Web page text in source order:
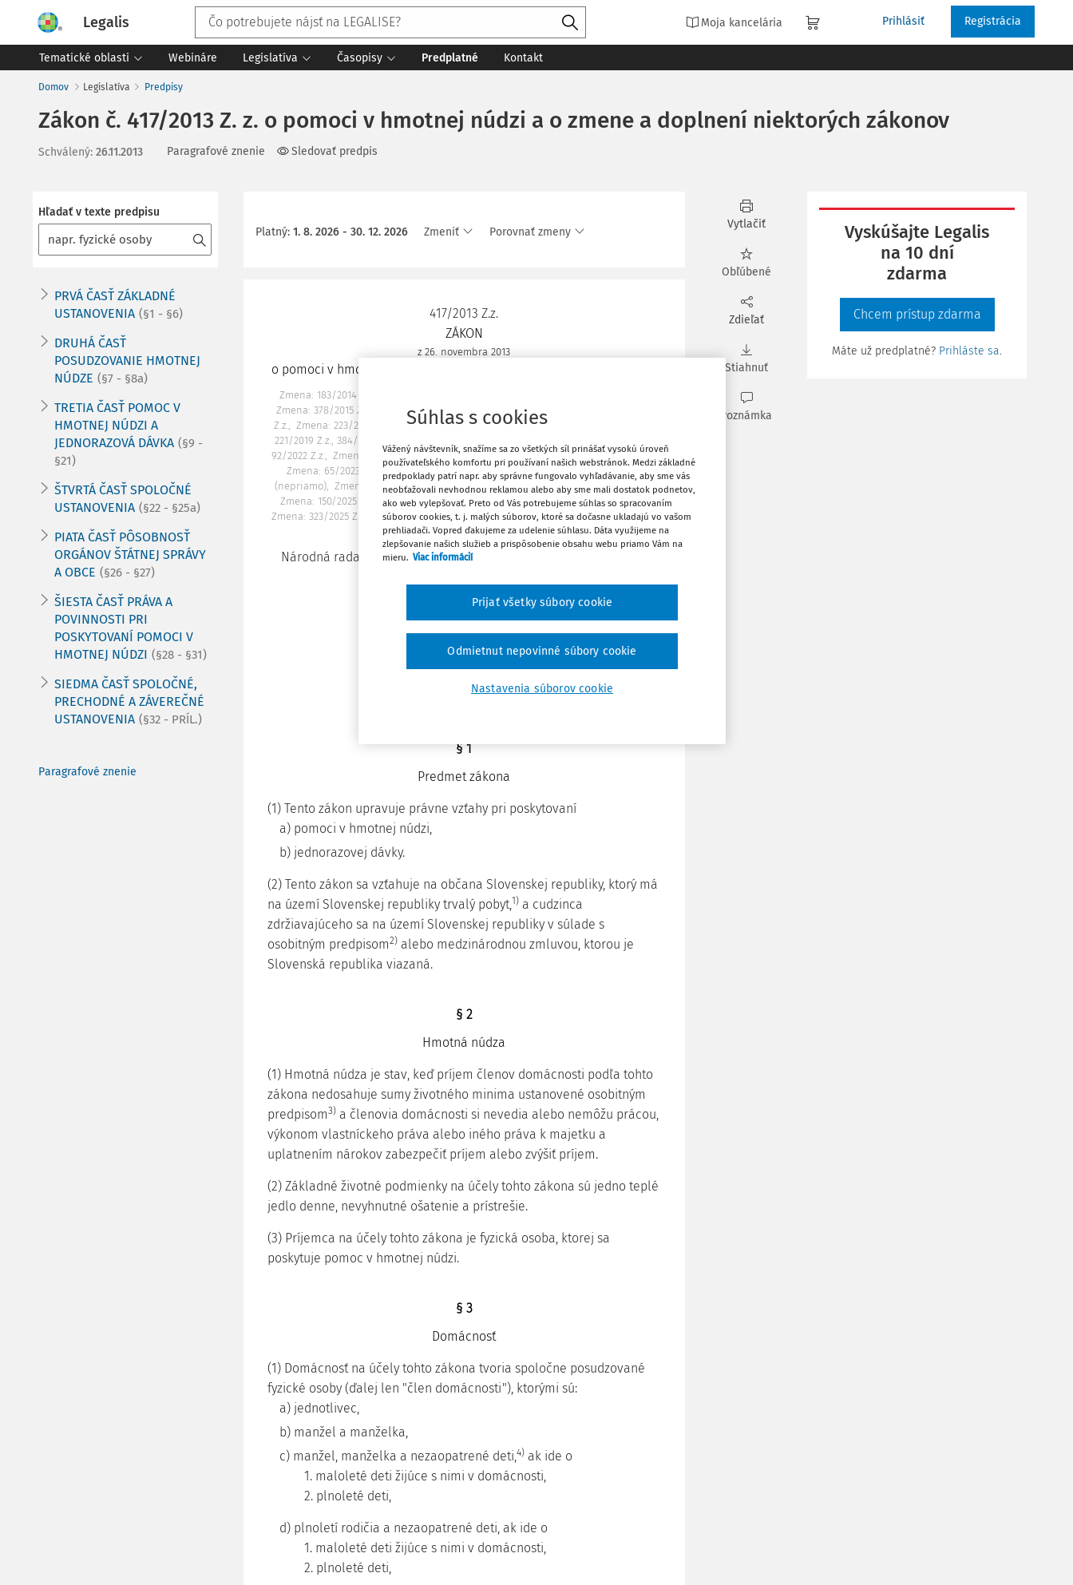
Legalis Moja kancelária Prihlásiť Registrácia
Tematické oblasti Webináre Legislatíva Časopisy Predplatné Kontakt
Domov Legislatíva Predpisy
Zákon č. 417/2013 Z. z. o pomoci v hmotnej núdzi a o zmene a doplnení niektorých zákonov
Schválený: 26.11.2013 Paragrafové znenie Sledovať predpis
Hľadať v texte predpisu
PRVÁ ČASŤ ZÁKLADNÉ
USTANOVENIA (§1 - §6)
DRUHÁ ČASŤ
POSUDZOVANIE HMOTNEJ
NÚDZE (§7 - §8a)
TRETIA ČASŤ POMOC V
HMOTNEJ NÚDZI A
JEDNORAZOVÁ DÁVKA (§9 -
§21)
ŠTVRTÁ ČASŤ SPOLOČNÉ
USTANOVENIA (§22 - §25a)
PIATA ČASŤ PÔSOBNOSŤ
ORGÁNOV ŠTÁTNEJ SPRÁVY
A OBCE (§26 - §27)
ŠIESTA ČASŤ PRÁVA A
POVINNOSTI PRI
POSKYTOVANÍ POMOCI V
HMOTNEJ NÚDZI (§28 - §31)
SIEDMA ČASŤ SPOLOČNÉ,
PRECHODNÉ A ZÁVEREČNÉ
USTANOVENIA (§32 - PRÍL.)
Paragrafové znenie
Platný: 1. 8. 2026 - 30. 12. 2026 Zmeniť Porovnať zmeny
417/2013 Z.z.
ZÁKON
z 26. novembra 2013
o pomoci v hmotnej núdzi a o zmene a doplnení niektorých zákonov
Zmena: 183/2014 Z.z., 308/2014 Z.z.
Zmena: 378/2015 Z.z.
Zmena: 125/2016 Z.z. Zmena: 81/2017 Z.z.
Z.z.
Zmena: 223/2019 Z.z. Zmena: 231/2019 Z.z., 430/2019 Z.z. (nepriamo)
221/2019 Z.z., 384/2020 Z.z. (nepriamo)
92/2022 Z.z.
Zmena: 199/2022 Z.z.
Zmena: 439/2022 Z.z. (nepriamo), 488/2022 Z.z.
Zmena: 65/2023 Z.z.
Zmena: 275/2023 Z.z.
Zmena: 65/2023 Z.z., 377/2023 Z.z.
(nepriamo)
Zmena: 65/2023 Z.z.
Zmena: 257/2024 Z.z. (nepriamo), 278/2024 Z.z.
Zmena: 150/2025 Z.z.
Zmena: 376/2024 Z.z., 151/2025 Z.z.
Zmena: 258/2025 Z.z.
Zmena: 323/2025 Z.z.
Zmena: 44/2026 Z.z. Zmena: 136/2026 Z.z.
Zmena: 258/2025
Z.z.
Národná rada Slovenskej republiky sa uzniesla na tomto zákone:
Čl.I
PRVÁ ČASŤ
ZÁKLADNÉ USTANOVENIA
§ 1
Predmet zákona
(1) Tento zákon upravuje právne vzťahy pri poskytovaní
a) pomoci v hmotnej núdzi,
b) jednorazovej dávky.
(2) Tento zákon sa vzťahuje na občana Slovenskej republiky, ktorý má
na území Slovenskej republiky trvalý pobyt,1)a cudzinca
zdržiavajúceho sa na území Slovenskej republiky v súlade s
osobitným predpisom2)alebo medzinárodnou zmluvou, ktorou je
Slovenská republika viazaná.
§ 2
Hmotná núdza
(1) Hmotná núdza je stav, keď príjem členov domácnosti podľa tohto
zákona nedosahuje sumy životného minima ustanovené osobitným
predpisom3)a členovia domácnosti si nevedia alebo nemôžu prácou,
výkonom vlastníckeho práva alebo iného práva k majetku a
uplatnením nárokov zabezpečiť príjem alebo zvýšiť príjem.
(2) Základné životné podmienky na účely tohto zákona sú jedno teplé
jedlo denne, nevyhnutné ošatenie a prístrešie.
(3) Príjemca na účely tohto zákona je fyzická osoba, ktorej sa
poskytuje pomoc v hmotnej núdzi.
§ 3
Domácnosť
(1) Domácnosť na účely tohto zákona tvoria spoločne posudzované
fyzické osoby (ďalej len "člen domácnosti"), ktorými sú:
a) jednotlivec,
b) manžel a manželka,
c) manžel, manželka a nezaopatrené deti,4)ak ide o
1. maloleté deti žijúce s nimi v domácnosti,
2. plnoleté deti,
d) plnoletí rodičia a nezaopatrené deti, ak ide o
1. maloleté deti žijúce s nimi v domácnosti,
2. plnoleté deti,
Vytlačiť
Obľúbené
Zdieľať
Stiahnuť
Poznámka
Vyskúšajte Legalis
na 10 dní
zdarma
Chcem prístup zdarma
Máte už predplatné? Prihláste sa.
Súhlas s cookies
Vážený návštevník, snažíme sa zo všetkých síl prinášať vysokú úroveň
používateľského komfortu pri používaní našich webstránok. Medzi základné
predpoklady patrí napr. aby správne fungovalo vyhľadávanie, aby sme vás
neobťažovali nevhodnou reklamou alebo aby sme mali dostatok podnetov,
ako web vylepšovať. Preto od Vás potrebujeme súhlas so spracovaním
súborov cookies, t. j. malých súborov, ktoré sa dočasne ukladajú vo vašom
prehliadači. Vopred ďakujeme za udelenie súhlasu. Dáta využijeme na
zlepšovanie našich služieb a prispôsobenie obsahu webu priamo Vám na
mieru. Viac informácií
Nastavenia súborov cookie
Odmietnut nepovinné súbory cookie
Prijať všetky súbory cookie